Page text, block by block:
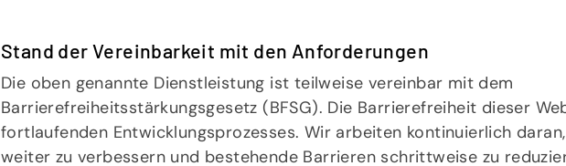
Stand der Vereinbarkeit mit den Anforderungen
Die oben genannte Dienstleistung ist teilweise vereinbar mit dem
Barrierefreiheitsstärkungsgesetz (BFSG). Die Barrierefreiheit dieser
fortlaufenden Entwicklungsprozesses. Wir arbeiten kontinuierlich
weiter zu verbessern und bestehende Barrieren schrittweise zu